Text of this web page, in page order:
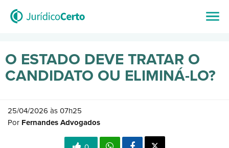
O ESTADO DEVE TRATAR O
CANDIDATO OU ELIMINÁ-LO?
25/04/2026 às 07h25
Por Fernandes Advogados